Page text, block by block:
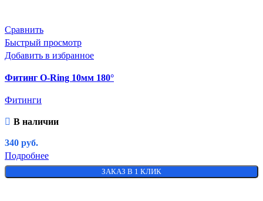
Сравнить
Быстрый просмотр
Добавить в избранное
Фитинг O-Ring 10мм 180°
Фитинги
В наличии
340 руб.
Подробнее
ЗАКАЗ В 1 КЛИК